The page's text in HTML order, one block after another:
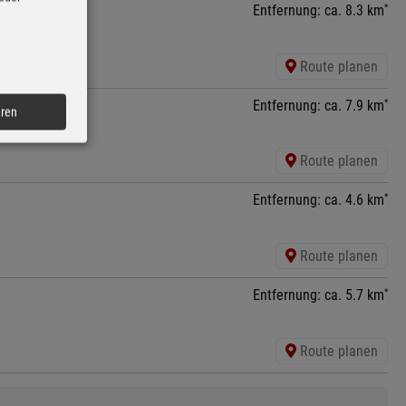
Entfernung: ca. 8.3 km*
Route planen
Entfernung: ca. 7.9 km*
Route planen
Entfernung: ca. 4.6 km*
Route planen
Entfernung: ca. 5.7 km*
Route planen